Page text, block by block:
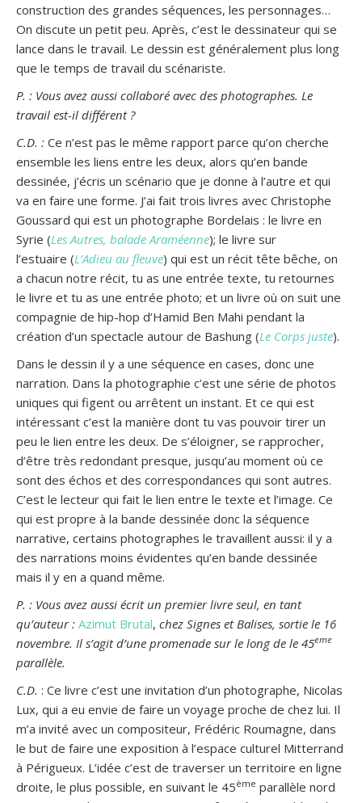
construction des grandes séquences, les personnages…
On discute un petit peu. Après, c’est le dessinateur qui se
lance dans le travail. Le dessin est généralement plus long
que le temps de travail du scénariste.
P. : Vous avez aussi collaboré avec des photographes. Le
travail est-il différent ?
C.D. : Ce n’est pas le même rapport parce qu’on cherche
ensemble les liens entre les deux, alors qu’en bande
dessinée, j’écris un scénario que je donne à l’autre et qui
va en faire une forme. J’ai fait trois livres avec Christophe
Goussard qui est un photographe Bordelais : le livre en
Syrie (Les Autres, balade Araméenne); le livre sur
l’estuaire (L’Adieu au fleuve) qui est un récit tête bêche, on
a chacun notre récit, tu as une entrée texte, tu retournes
le livre et tu as une entrée photo; et un livre où on suit une
compagnie de hip-hop d’Hamid Ben Mahi pendant la
création d’un spectacle autour de Bashung (Le Corps juste).
Dans le dessin il y a une séquence en cases, donc une
narration. Dans la photographie c’est une série de photos
uniques qui figent ou arrêtent un instant. Et ce qui est
intéressant c’est la manière dont tu vas pouvoir tirer un
peu le lien entre les deux. De s’éloigner, se rapprocher,
d’être très redondant presque, jusqu’au moment où ce
sont des échos et des correspondances qui sont autres.
C’est le lecteur qui fait le lien entre le texte et l’image. Ce
qui est propre à la bande dessinée donc la séquence
narrative, certains photographes le travaillent aussi: il y a
des narrations moins évidentes qu’en bande dessinée
mais il y en a quand même.
P. : Vous avez aussi écrit un premier livre seul, en tant
qu’auteur : Azimut Brutal, chez Signes et Balises, sortie le 16
novembre. Il s’agit d’une promenade sur le long de le 45eme
parallèle.
C.D. : Ce livre c’est une invitation d’un photographe, Nicolas
Lux, qui a eu envie de faire un voyage proche de chez lui. Il
m’a invité avec un compositeur, Frédéric Roumagne, dans
le but de faire une exposition à l’espace culturel Mitterrand
à Périgueux. L’idée c’est de traverser un territoire en ligne
droite, le plus possible, en suivant le 45ème parallèle nord